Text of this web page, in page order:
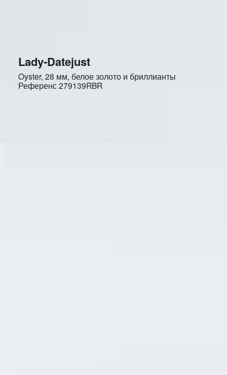
Lady-Datejust
Oyster, 28 мм, белое золото и бриллианты
Референс279139RBR